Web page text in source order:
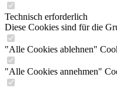
Technisch erforderlich
Diese Cookies sind für die
"Alle Cookies ablehnen"
"Alle Cookies annehmen"